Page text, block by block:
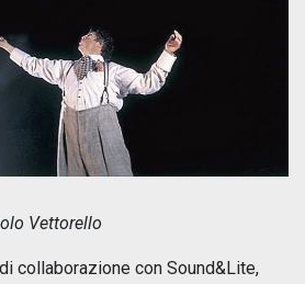
Vettorello
collaborazione con Sound&Lite,